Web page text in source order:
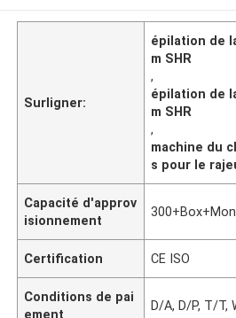
Surligner:
épilation de
m SHR
,
épilation de
m SHR
,
machine du
s pour le
Capacité d'approv
isionnement
Certification CE ISO
Conditions de pai
ement
D/A, D/P, T/T,